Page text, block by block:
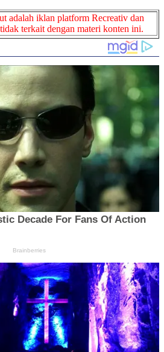
adalah iklan platform Recreativ dan
terkait dengan materi konten ini.